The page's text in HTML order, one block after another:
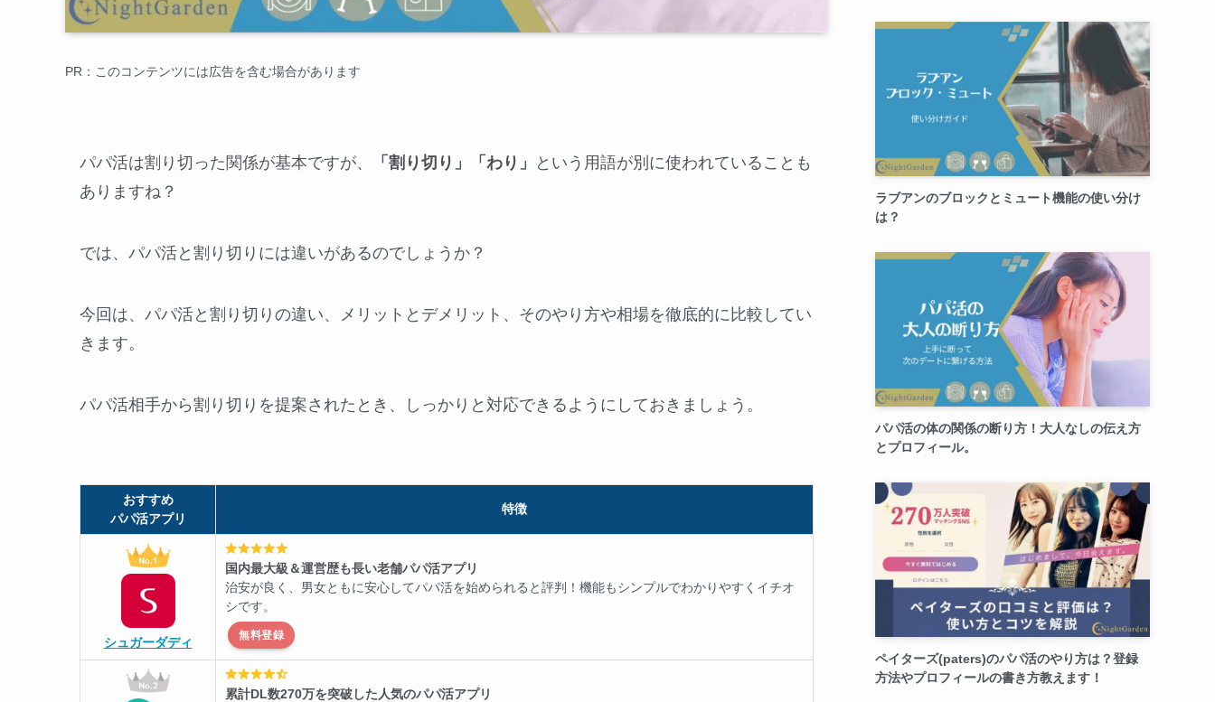
PR：このコンテンツには広告を含む場合があります
パパ活は割り切った関係が基本ですが、 「割り切り」「わり」
という用語が別に使われていることも
ありますね？
では、パパ活と割り切りには違いがあるのでしょうか？
今回は、パパ活と割り切りの違い、メリットとデメリット、そのやり方や相場を徹底的に比較してい
きます。
パパ活相手から割り切りを提案されたとき、しっかりと対応できるようにしておきましょう。
おすすめ
パパ活アプリ
特徴
シュガーダディ
国内最大級＆運営歴も長い老舗パパ活アプリ
治安が良く、男女ともに安心してパパ活を始められると評判！機能もシンプルでわかりやすくイチオ
シです。
無料登録
累計DL数270万を突破した人気のパパ活アプリ
ラブアンのブロックとミュート機能の使い分け
は？
パパ活の体の関係の断り方！大人なしの伝え方
とプロフィール。
ペイターズ(paters)のパパ活のやり方は？登録
方法やプロフィールの書き方教えます！